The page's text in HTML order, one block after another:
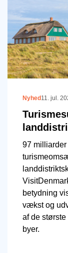
Nyhed 11. jul.
97
betydning
vækst og
af de
byer.